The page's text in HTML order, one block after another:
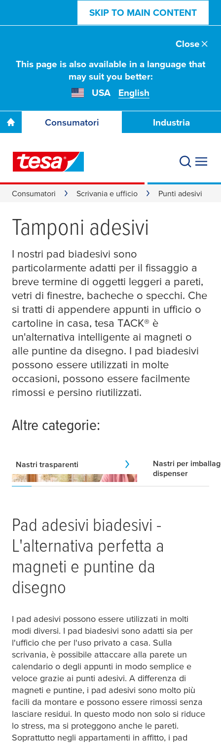
SKIP TO MAIN CONTENT
This page is also available in a language that
may suit you better:
USA
English
Close
Consumatori Industria
Consumatori Scrivania e ufficio Punti adesivi
Tamponi adesivi
I nostri pad biadesivi sono
particolarmente adatti per il fissaggio a
breve termine di oggetti leggeri a pareti,
vetri di finestre, bacheche o specchi. Che
si tratti di appendere appunti in ufficio o
cartoline in casa, tesa TACK® è
un'alternativa intelligente ai magneti o
alle puntine da disegno. I pad biadesivi
possono essere utilizzati in molte
occasioni, possono essere facilmente
rimossi e persino riutilizzati.
Altre categorie:
Nastri trasparenti
Nastri per
dispenser
Pad adesivi biadesivi -
L'alternativa perfetta a
magneti e puntine da
disegno
I pad adesivi possono essere utilizzati in molti
modi diversi. I pad biadesivi sono adatti sia per
l'ufficio che per l'uso privato a casa. Sulla
scrivania, è possibile attaccare alla parete un
calendario o degli appunti in modo semplice e
veloce grazie ai punti adesivi. A differenza di
magneti e puntine, i pad adesivi sono molto più
facili da montare e possono essere rimossi senza
lasciare residui. In questo modo non solo si riduce
lo stress, ma si proteggono anche le pareti.
Soprattutto negli appartamenti in affitto, i pad